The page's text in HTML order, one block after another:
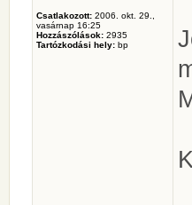
Csatlakozott: 2006. okt. 29.,
vasárnap 16:25
Hozzászólások: 2935
Tartózkodási hely: bp